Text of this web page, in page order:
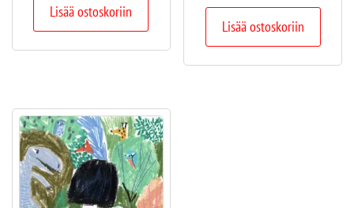
Lisää ostoskoriin
Lisää ostoskoriin